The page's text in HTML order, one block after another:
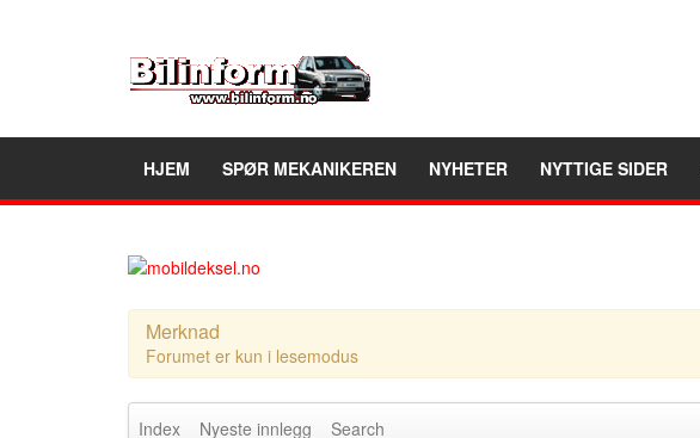
HJEM SPØR MEKANIKEREN NYHETER NYTTIGE SIDER
Merknad
Forumet er kun i lesemodus
Index Nyeste innlegg Search